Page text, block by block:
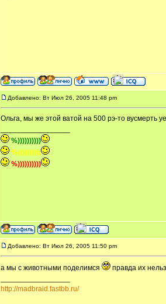
Добавлено: Вт Июл 26, 2005 11:48 pm
Ольга, мы же этой ватой на 500 рэ-то вусмерть
%))))))))))
%))))))))))
%))))))))))
Добавлено: Вт Июл 26, 2005 11:50 pm
а мы с животными поделимся
правда их
http://madbraid.fastbb.ru/